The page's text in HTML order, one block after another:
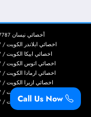
أخصائي نيسان 99527787 خدمة تصليح سيارات نيسان
اخصائي ابلاندر الكويت / 99527787 / كراج تصليح سيارات ابلاندر
اخصائي ابيكا الكويت / 99527787 / كراج تصليح سيارات ابيكا
اخصائي اتوس الكويت / 99527787 / كراج تصليح سيارات اتوس
اخصائي ارمادا الكويت / 99527787 / كراج تصليح سيارات ارمادا
اخصائي ازيرا الكويت / 99527787 / كراج تصليح سيارات ازيرا
اخصائي اسكاليد الكويت / 99527787 / كراج تصليح سيارات اسكاليد
اخصائي اسكيب الكويت / 99527787 / كراج تصليح سيارات اسكيب